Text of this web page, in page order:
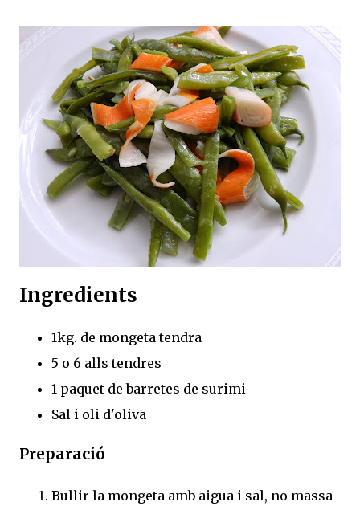
Ingredients
1kg. de mongeta tendra
5 o 6 alls tendres
1 paquet de barretes de surimi
Sal i oli d'oliva
Preparació
Bullir la mongeta amb aigua i sal, no massa